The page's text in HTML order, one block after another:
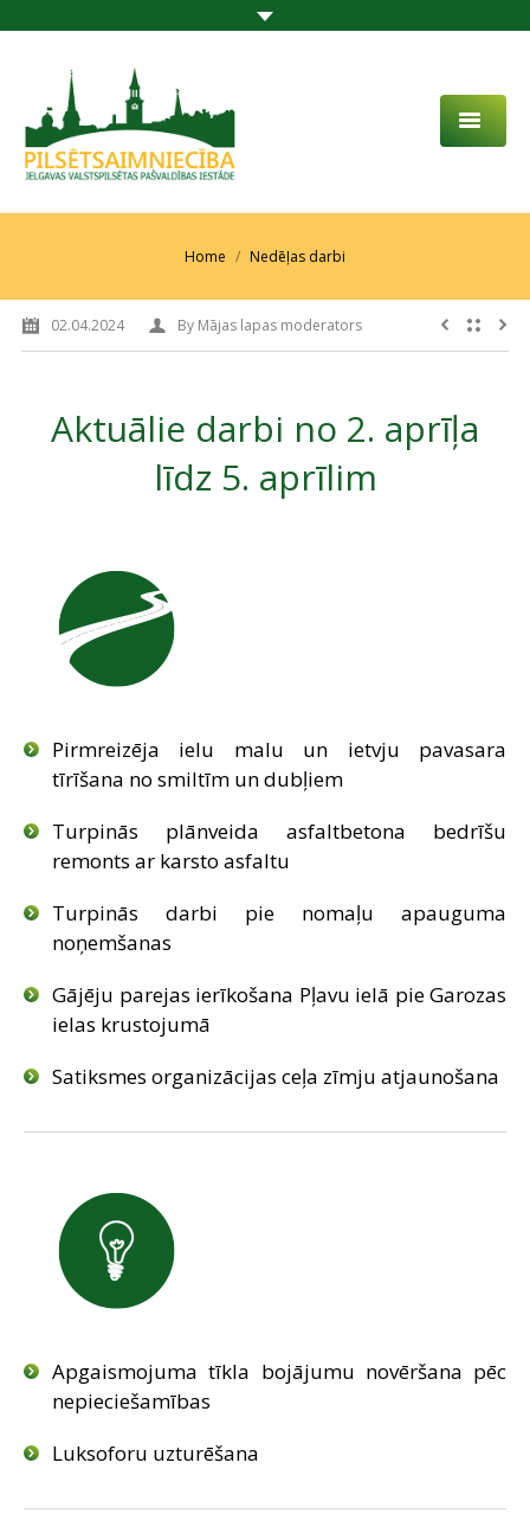
PAR MUMS
SABIEDRĪBAS LĪDZDALĪBA
KONTAKTI
Home Nedēļas darbi
02.04.2024 By Mājas lapas moderators
Aktuālie darbi no 2. aprīļa
līdz 5. aprīlim
Pirmreizēja ielu malu un ietvju pavasara
tīrīšana no smiltīm un dubļiem
Turpinās plānveida asfaltbetona bedrīšu
remonts ar karsto asfaltu
Turpinās darbi pie nomaļu apauguma
noņemšanas
Gājēju parejas ierīkošana Pļavu ielā pie Garozas
ielas krustojumā
Satiksmes organizācijas ceļa zīmju atjaunošana
Apgaismojuma tīkla bojājumu novēršana pēc
nepieciešamības
Luksoforu uzturēšana